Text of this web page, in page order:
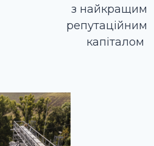
з найкращим
репутаційним
капіталом